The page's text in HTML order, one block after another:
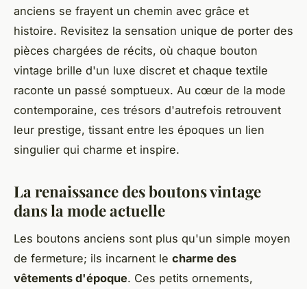
anciens se frayent un chemin avec grâce et
histoire. Revisitez la sensation unique de porter des
pièces chargées de récits, où chaque bouton
vintage brille d'un luxe discret et chaque textile
raconte un passé somptueux. Au cœur de la mode
contemporaine, ces trésors d'autrefois retrouvent
leur prestige, tissant entre les époques un lien
singulier qui charme et inspire.
La renaissance des boutons vintage
dans la mode actuelle
Les boutons anciens sont plus qu'un simple moyen
de fermeture; ils incarnent le charme des
vêtements d'époque. Ces petits ornements,